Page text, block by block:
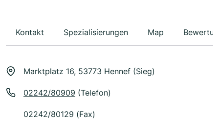
Kontakt Spezialisierungen Map
Marktplatz 16, 53773 Hennef (Sieg)
02242/80909 (Telefon)
02242/80129 (Fax)